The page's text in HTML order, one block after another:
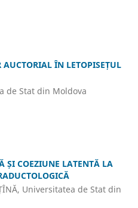
ÎN LETOPISEȚUL
de Stat din Moldova
ȘI COEZIUNE LATENTĂ LA
Universitatea de Stat din